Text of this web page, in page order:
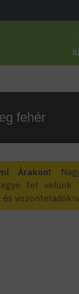
fehér
Árakon!
fel